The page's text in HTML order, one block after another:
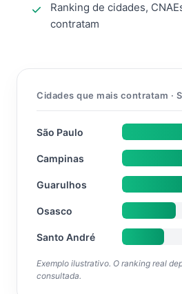
Ranking de cidades,
contratam
Cidades que mais contratam ·
São Paulo
Campinas
Guarulhos
Osasco
Santo André
Exemplo ilustrativo. O ranking real
consultada.